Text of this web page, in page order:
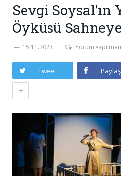
Sevgi Soysal’ın
Öyküsü
15.11.2023 Yorum
Tweet Paylaş
+